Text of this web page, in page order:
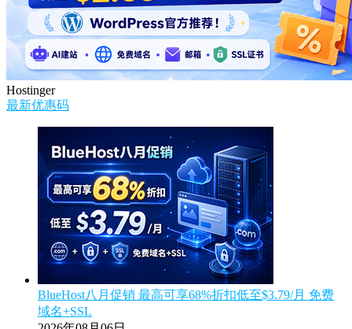
Hostinger
最新优惠码
BlueHost八月促销 最高可享68%折扣低至$3.79/月 免费
域名+SSL